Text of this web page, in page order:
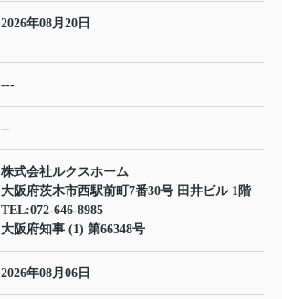
2026年08月20日
---
--
株式会社ルクスホーム
大阪府茨木市西駅前町7番30号 田井ビル 1階
TEL:072-646-8985
大阪府知事 (1) 第66348号
2026年08月06日